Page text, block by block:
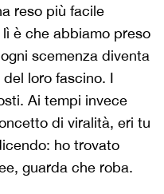
reso più facile
è che abbiamo preso
scemenza diventa
loro fascino. I
Ai tempi invece
di viralità, eri tu
ho trovato
guarda che roba.